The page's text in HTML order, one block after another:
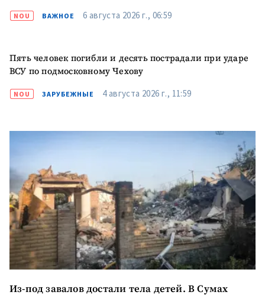
NOU ВАЖНОЕ 6 августа 2026 г., 06:59
Пять человек погибли и десять пострадали при ударе
ВСУ по подмосковному Чехову
NOU ЗАРУБЕЖНЫЕ 4 августа 2026 г., 11:59
Из-под завалов достали тела детей. В Сумах
МОЯ НОВОСТЬ
Заголовок новости
+ Добавить